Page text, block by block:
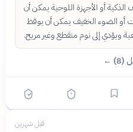
أو الأجهزة اللوحية يمكن أن
أو الضوء الخفيف يمكن أن يوقظ
ويؤدي إلى نوم متقطع وغير مريح.
←
قبل شهرين